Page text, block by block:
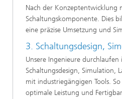
Nach der Konzeptentwicklung
Schaltungskomponente. Dies
eine präzise Umsetzung und
3. Schaltungsdesign,
Unsere Ingenieure durchlaufen
Schaltungsdesign, Simulation,
mit industriegängigen Tools.
optimale Leistung und